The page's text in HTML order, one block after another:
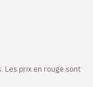
Les prix en rouge sont